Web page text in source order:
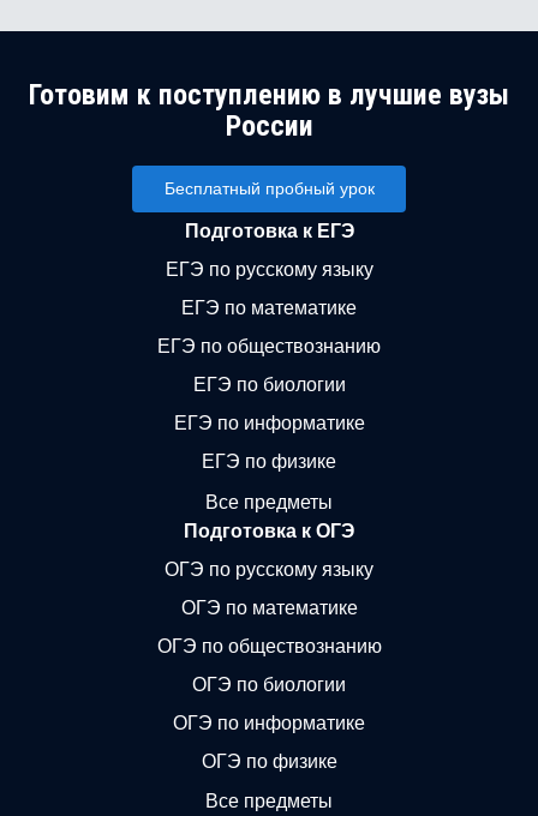
Готовим к поступлению в лучшие вузы
России
Бесплатный пробный урок
Подготовка к ЕГЭ
ЕГЭ по русскому языку
ЕГЭ по математике
ЕГЭ по обществознанию
ЕГЭ по биологии
ЕГЭ по информатике
ЕГЭ по физике
Все предметы
Подготовка к ОГЭ
ОГЭ по русскому языку
ОГЭ по математике
ОГЭ по обществознанию
ОГЭ по биологии
ОГЭ по информатике
ОГЭ по физике
Все предметы